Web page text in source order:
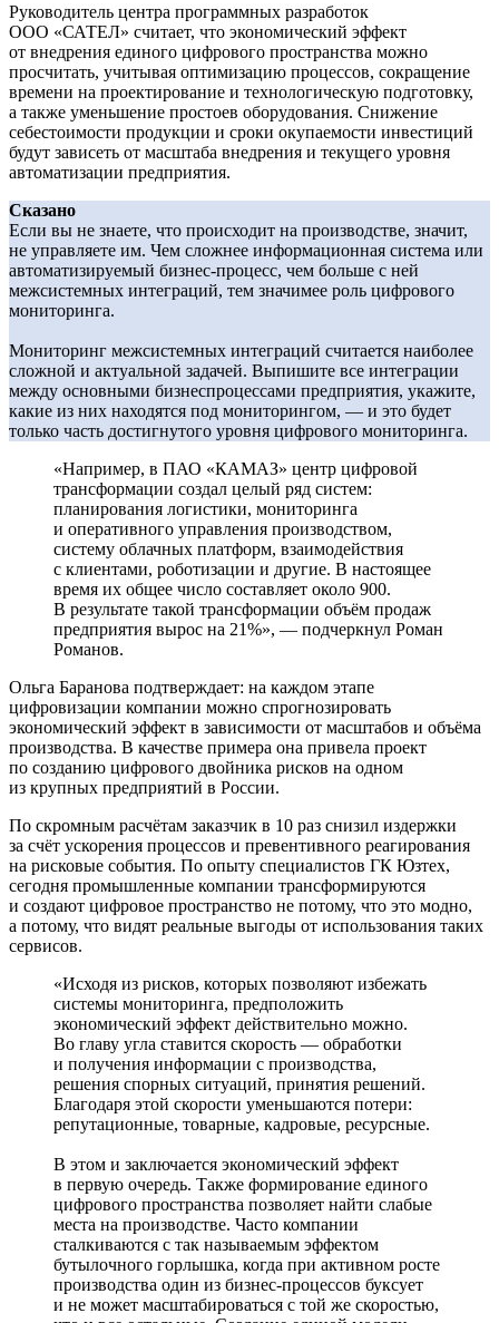
Руководитель центра программных разработок
ООО «САТЕЛ» считает, что экономический эффект
от внедрения единого цифрового пространства можно
просчитать, учитывая оптимизацию процессов, сокращение
времени на проектирование и технологическую подготовку,
а также уменьшение простоев оборудования. Снижение
себестоимости продукции и сроки окупаемости инвестиций
будут зависеть от масштаба внедрения и текущего уровня
автоматизации предприятия.
Сказано
Если вы не знаете, что происходит на производстве, значит,
не управляете им. Чем сложнее информационная система или
автоматизируемый бизнес-процесс, чем больше с ней
межсистемных интеграций, тем значимее роль цифрового
мониторинга.
Мониторинг межсистемных интеграций считается наиболее
сложной и актуальной задачей. Выпишите все интеграции
между основными бизнес­процессами предприятия, укажите,
какие из них находятся под мониторингом, — и это будет
только часть достигнутого уровня цифрового мониторинга.
«Например, в ПАО «КАМАЗ» центр цифровой
трансформации создал целый ряд систем:
планирования логистики, мониторинга
и оперативного управления производством,
систему облачных платформ, взаимодействия
с клиентами, роботизации и другие. В настоящее
время их общее число составляет около 900.
В результате такой трансформации объём продаж
предприятия вырос на 21%», — подчеркнул Роман
Романов.
Ольга Баранова подтверждает: на каждом этапе
цифровизации компании можно спрогнозировать
экономический эффект в зависимости от масштабов и объёма
производства. В качестве примера она привела проект
по созданию цифрового двой­ника рисков на одном
из крупных предприятий в России.
По скромным расчётам заказчик в 10 раз снизил издержки
за счёт ускорения процессов и превентивного реагирования
на рисковые события. По опыту специалистов ГК Юзтех,
сегодня промышленные компании трансформируются
и создают цифровое пространство не потому, что это модно,
а потому, что видят реальные выгоды от использования таких
сервисов.
«Исходя из рисков, которых позволяют избежать
системы мониторинга, предположить
экономический эффект действительно можно.
Во главу угла ставится скорость — обработки
и получения информации с производства,
решения спорных ситуаций, принятия решений.
Благодаря этой скорости уменьшаются потери:
репутационные, товарные, кадровые, ресурсные.
В этом и заключается экономический эффект
в первую очередь. Также формирование единого
цифрового пространства позволяет найти слабые
места на производстве. Часто компании
сталкиваются с так называемым эффектом
бутылочного горлышка, когда при активном росте
производства один из бизнес-процессов буксует
и не может масштабироваться с той же скоростью,